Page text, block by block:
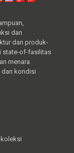
dan
dan produk-
state-of-fasilitas
menara
dan kondisi